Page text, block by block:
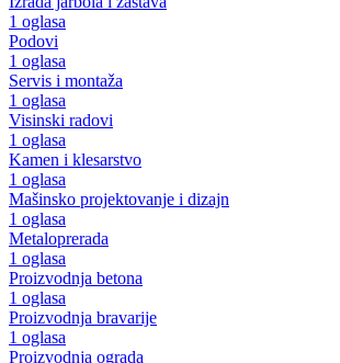
1 oglasa
Podovi
1 oglasa
Servis i montaža
1 oglasa
Visinski radovi
1 oglasa
Kamen i klesarstvo
1 oglasa
Mašinsko projektovanje i dizajn
1 oglasa
Metaloprerada
1 oglasa
Proizvodnja betona
1 oglasa
Proizvodnja bravarije
1 oglasa
Proizvodnja ograda